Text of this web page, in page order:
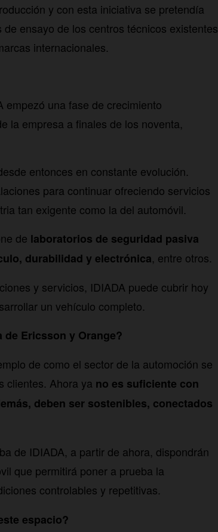
y con esta iniciativa se pretendía
ensayo de los centros técnicos existentes
internacionales.
empezó una fase de crecimiento
la empresa a finales de los noventa,
entonces en constante evolución.
para continuar ofreciendo servicios
tan exigente como la del automóvil.
de laboratorios de seguridad pasiva
durabilidad y electrónica, entre otros.
y servicios, IDIADA puede cubrir hoy
un vehículo completo.
Ericsson y Orange?
de como el sector de la automoción se
clientes. Ahora ya no es suficiente con
deben ser sostenibles, conectados
de IDIADA, a partir de ahora, dispondrán
que permitirá poner a prueba la
controlables y repetitivas.
espacio?